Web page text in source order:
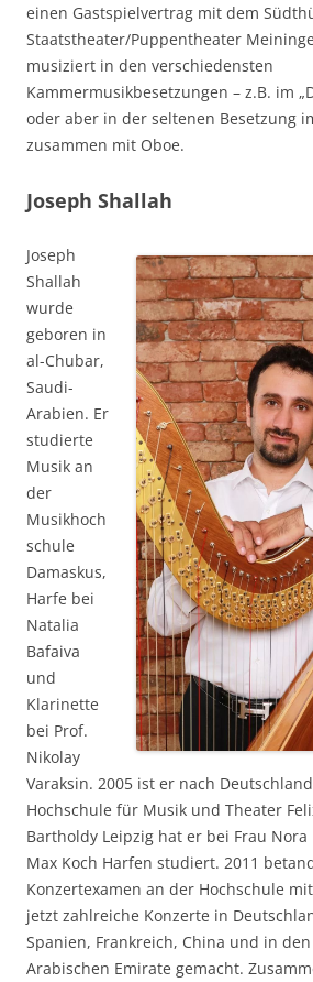
einen Gastspielvertrag mit dem
Staatstheater/Puppentheater
musiziert in den verschiedensten
Kammermusikbesetzungen – z.B. im
oder aber in der seltenen Besetzung
zusammen mit Oboe.
Joseph Shallah
Joseph
Shallah
wurde
geboren in
al-Chubar,
Saudi-
Arabien. Er
studierte
Musik an
der
Musikhoch
schule
Damaskus,
Harfe bei
Natalia
Bafaiva
und
Klarinette
bei Prof.
Nikolay
Varaksin. 2005 ist er nach
Hochschule für Musik und Theater
Bartholdy Leipzig hat er bei Frau Nora
Max Koch Harfen studiert. 2011
Konzertexamen an der Hochschule
jetzt zahlreiche Konzerte in
Spanien, Frankreich, China und in
Arabischen Emirate gemacht.